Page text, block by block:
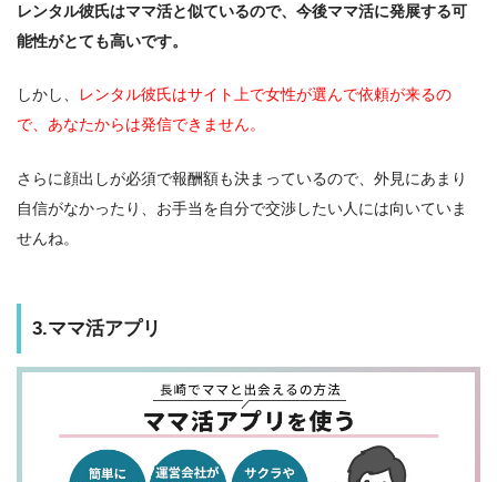
レンタル彼氏はママ活と似ているので、今後ママ活に発展する可
能性がとても高いです。
しかし、
レンタル彼氏はサイト上で女性が選んで依頼が来るの
で、あなたからは発信できません。
さらに顔出しが必須で報酬額も決まっているので、外見にあまり
自信がなかったり、お手当を自分で交渉したい人には向いていま
せんね。
3.ママ活アプリ